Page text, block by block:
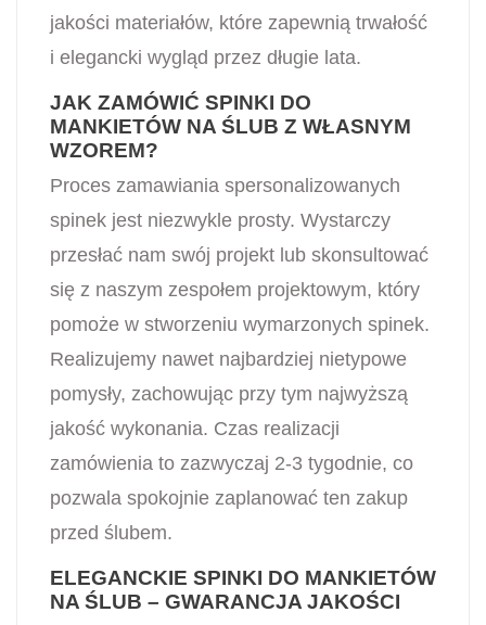
jakości materiałów, które zapewnią trwałość
i elegancki wygląd przez długie lata.
JAK ZAMÓWIĆ SPINKI DO
MANKIETÓW NA ŚLUB Z WŁASNYM
WZOREM?
Proces zamawiania spersonalizowanych
spinek jest niezwykle prosty. Wystarczy
przesłać nam swój projekt lub skonsultować
się z naszym zespołem projektowym, który
pomoże w stworzeniu wymarzonych spinek.
Realizujemy nawet najbardziej nietypowe
pomysły, zachowując przy tym najwyższą
jakość wykonania. Czas realizacji
zamówienia to zazwyczaj 2-3 tygodnie, co
pozwala spokojnie zaplanować ten zakup
przed ślubem.
ELEGANCKIE SPINKI DO MANKIETÓW
NA ŚLUB – GWARANCJA JAKOŚCI